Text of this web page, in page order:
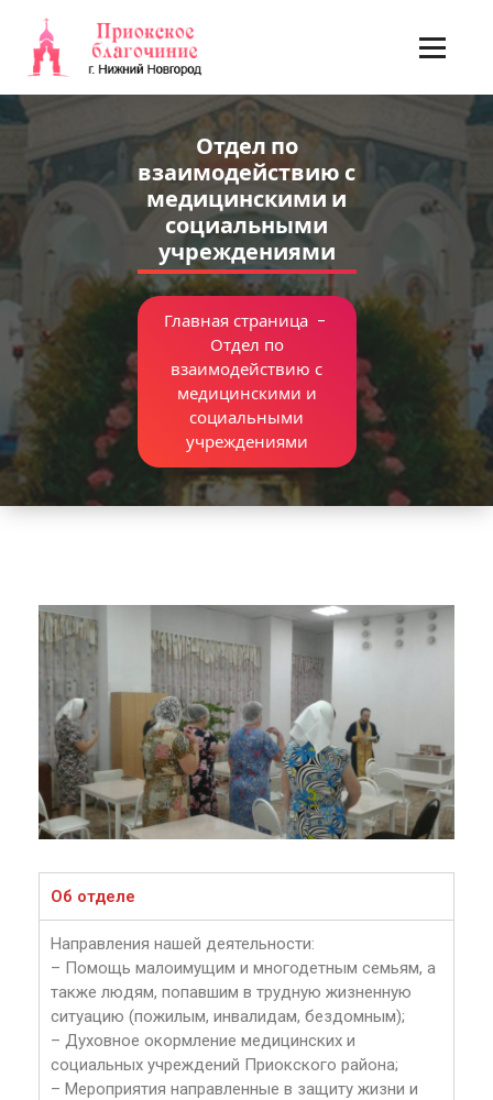
Отдел по
взаимодействию с
медицинскими и
социальными
учреждениями
Главная страница-
Отдел по
взаимодействию с
медицинскими и
социальными
учреждениями
Об отделе
Направления нашей деятельности:
– Помощь малоимущим и многодетным семьям, а
также людям, попавшим в трудную жизненную
ситуацию (пожилым, инвалидам, бездомным);
– Духовное окормление медицинских и
социальных учреждений Приокского района;
– Мероприятия направленные в защиту жизни и